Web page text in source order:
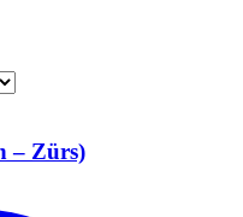
– Zürs)